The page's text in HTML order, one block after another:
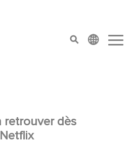
top menu
retrouver dès